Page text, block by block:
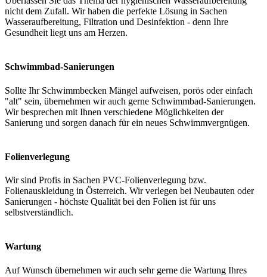
nicht dem Zufall. Wir haben die perfekte Lösung in Sachen
Wasseraufbereitung, Filtration und Desinfektion - denn Ihre
Gesundheit liegt uns am Herzen.
Schwimmbad-Sanierungen
Sollte Ihr Schwimmbecken Mängel aufweisen, porös oder einfach
"alt" sein, übernehmen wir auch gerne Schwimmbad-Sanierungen.
Wir besprechen mit Ihnen verschiedene Möglichkeiten der
Sanierung und sorgen danach für ein neues Schwimmvergnügen.
Folienverlegung
Wir sind Profis in Sachen PVC-Folienverlegung bzw.
Folienauskleidung in Österreich. Wir verlegen bei Neubauten oder
Sanierungen - höchste Qualität bei den Folien ist für uns
selbstverständlich.
Wartung
Auf Wunsch übernehmen wir auch sehr gerne die Wartung Ihres